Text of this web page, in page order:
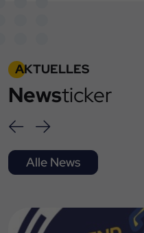
AKTUELLES
Newsticker
Alle News